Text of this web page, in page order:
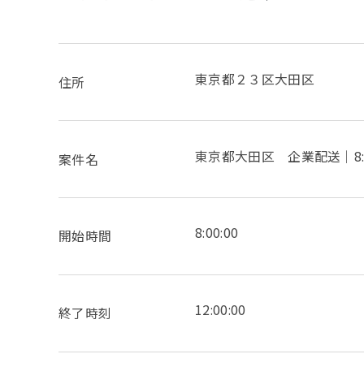
住所 東京都２３区大田区
案件名 東京都大田区 企業配送｜
開始時間 8:00:00
終了時刻 12:00:00